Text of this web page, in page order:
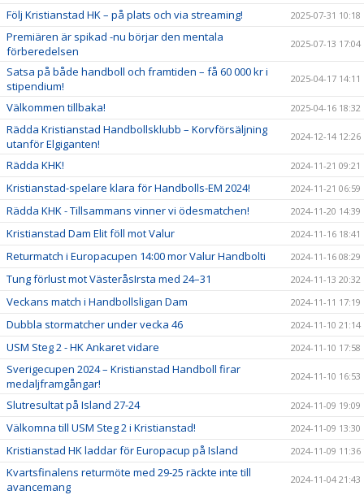
Följ Kristianstad HK – på plats och via streaming! 2025-07-31 10:18
Premiären är spikad -nu börjar den mentala
förberedelsen
2025-07-13 17:04
Satsa på både handboll och framtiden – få 60 000 kr i
stipendium!
2025-04-17 14:11
Välkommen tillbaka! 2025-04-16 18:32
Rädda Kristianstad Handbollsklubb – Korvförsäljning
utanför Elgiganten!
2024-12-14 12:26
Rädda KHK! 2024-11-21 09:21
Kristianstad-spelare klara för Handbolls-EM 2024! 2024-11-21 06:59
Rädda KHK - Tillsammans vinner vi ödesmatchen! 2024-11-20 14:39
Kristianstad Dam Elit föll mot Valur 2024-11-16 18:41
Returmatch i Europacupen 14:00 mor Valur Handbolti 2024-11-16 08:29
Tung förlust mot VästeråsIrsta med 24–31 2024-11-13 20:32
Veckans match i Handbollsligan Dam 2024-11-11 17:19
Dubbla stormatcher under vecka 46 2024-11-10 21:14
USM Steg 2 - HK Ankaret vidare 2024-11-10 17:58
Sverigecupen 2024 – Kristianstad Handboll firar
medaljframgångar!
2024-11-10 16:53
Slutresultat på Island 27-24 2024-11-09 19:09
Välkomna till USM Steg 2 i Kristianstad! 2024-11-09 13:30
Kristianstad HK laddar för Europacup på Island 2024-11-09 11:36
Kvartsfinalens returmöte med 29-25 räckte inte till
avancemang
2024-11-04 21:43